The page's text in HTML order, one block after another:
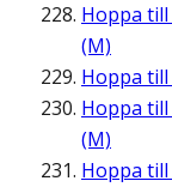
Hoppa till
(M)
Hoppa till
Hoppa till
(M)
Hoppa till